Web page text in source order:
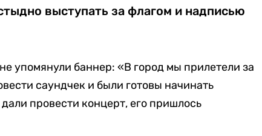
выступать за флагом и надписью
упомянули баннер: «В город мы прилетели за
саундчек и были готовы начинать
провести концерт, его пришлось